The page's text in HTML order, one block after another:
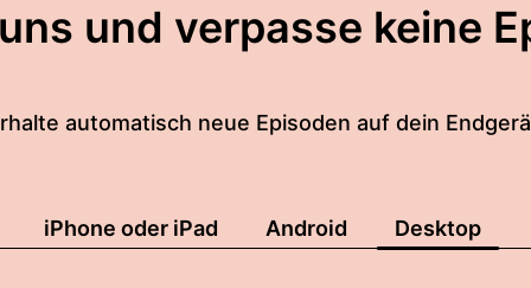
unternehmerischen Fokus oder wie Stefan es
bei einhundert Prozent.
und verpasse keine
automatisch neue Episoden auf dein
iPhone oder iPad Android Desktop